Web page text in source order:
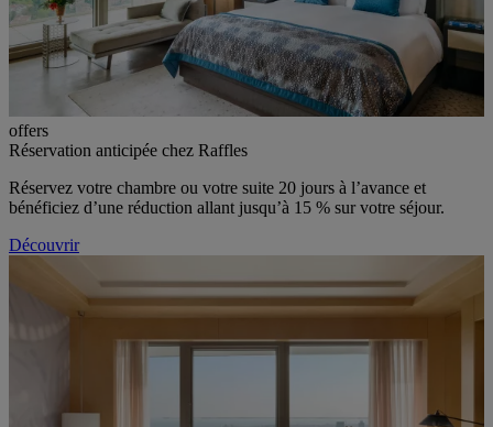
offers
Réservation anticipée chez Raffles
Réservez votre chambre ou votre suite 20 jours à l’avance et
bénéficiez d’une réduction allant jusqu’à 15 % sur votre séjour.
Découvrir